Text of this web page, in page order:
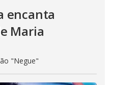
encanta
Maria
"Negue"